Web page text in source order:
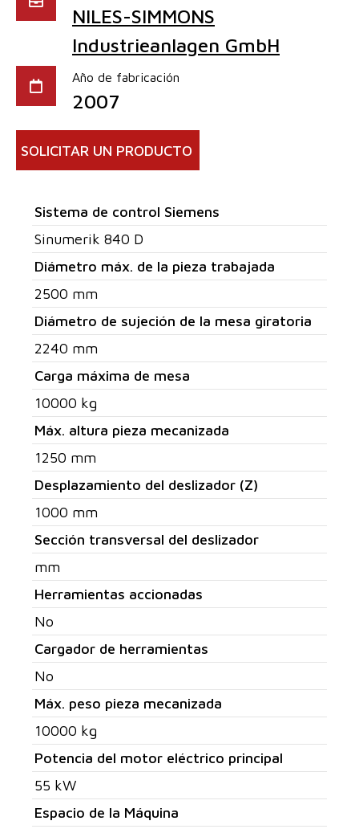
NILES-SIMMONS
Industrieanlagen GmbH
Año de fabricación
2007
SOLICITAR UN PRODUCTO
Sistema de control Siemens
Sinumerik 840 D
Diámetro máx. de la pieza trabajada
2500 mm
Diámetro de sujeción de la mesa giratoria
2240 mm
Carga máxima de mesa
10000 kg
Máx. altura pieza mecanizada
1250 mm
Desplazamiento del deslizador (Z)
1000 mm
Sección transversal del deslizador
mm
Herramientas accionadas
No
Cargador de herramientas
No
Máx. peso pieza mecanizada
10000 kg
Potencia del motor eléctrico principal
55 kW
Espacio de la Máquina